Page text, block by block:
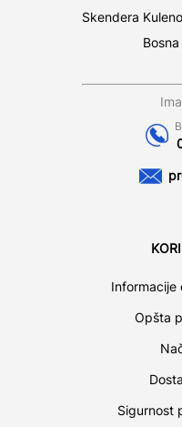
Skendera
Informacije
Opšta
Sigurnost